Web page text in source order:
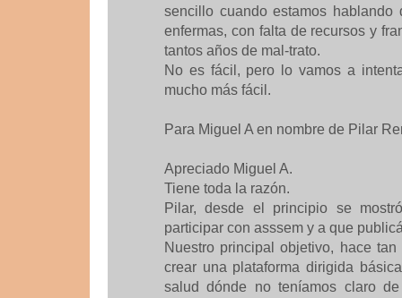
sencillo cuando estamos
enfermas, con falta de recursos y
tantos años de mal-trato.
No es fácil, pero lo vamos a
mucho más fácil.
Para Miguel A en nombre de Pilar
Apreciado Miguel A.
Tiene toda la razón.
Pilar, desde el principio se
participar con asssem y a que
Nuestro principal objetivo, hace
crear una plataforma dirigida
salud dónde no teníamos claro